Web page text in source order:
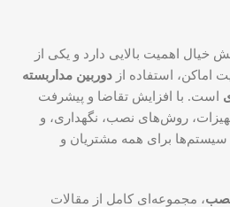
خیال اهمیت بالایی دارد و یکی از
اماکن، استفاده از دوربین مداربسته
است. با افزایش تقاضا و پیشرفت
روش‌های نصب، نگهداری، و
سیستم‌ها برای همه مشتریان و
نصب، مجموعه‌ای کامل از مقالات